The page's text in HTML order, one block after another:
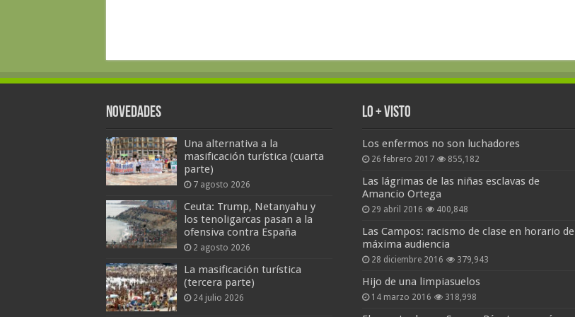
Novedades
Una alternativa a la
masificación turística (cuarta
parte)
7 agosto 2026
Ceuta: Trump, Netanyahu y
los tenoligarcas pasan a la
ofensiva contra España
2 agosto 2026
La masificación turística
(tercera parte)
24 julio 2026
Lo + Visto
Los enfermos no son luchadores
26 febrero 2017 855,182
Las lágrimas de las niñas esclavas de
Amancio Ortega
29 abril 2016 400,848
Las Campos: racismo de clase en horario de
máxima audiencia
28 diciembre 2016 379,943
Hijo de una limpiasuelos
14 marzo 2016 318,998